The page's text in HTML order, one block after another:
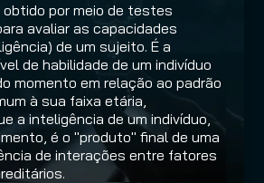
obtido por meio de testes
avaliar as capacidades
de um sujeito. É a
de habilidade de um indivíduo
momento em relação ao padrão
à sua faixa etária,
a inteligência de um indivíduo,
é o "produto" final de uma
de interações entre fatores